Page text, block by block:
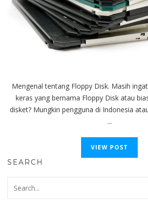
Mengenal tentang Floppy Disk. Masih
keras yang bernama Floppy Disk atau
disket? Mungkin pengguna di Indonesia
...
VIEW POST
SEARCH